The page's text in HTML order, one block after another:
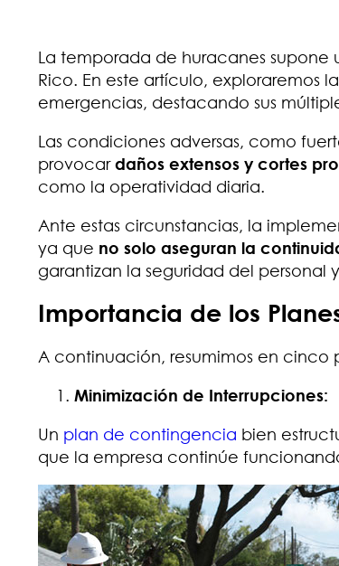
La temporada de huracanes
Rico. En este artículo, exploraremos la
emergencias, destacando sus
Las condiciones adversas, como
provocardaños extensos y cortes
como la operatividad diaria.
Ante estas circunstancias, la
ya que no solo aseguran la
garantizan la seguridad del personal
Importancia de los
A continuación, resumimos en
Minimización de Interrupciones:
Un plan de contingencia bien
que la empresa continúe